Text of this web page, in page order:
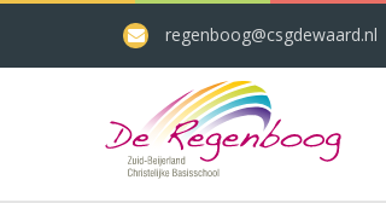
regenboog@csgdewaard.nl